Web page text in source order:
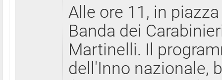
Alle ore 11, in
Banda dei
Martinelli. Il
dell'Inno nazionale,